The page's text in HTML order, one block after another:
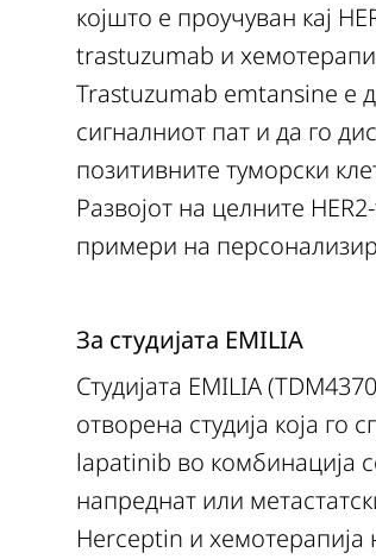
којшто е проучуван кај
trastuzumab и
Trastuzumab emtansine е
сигналниот пат и да го
позитивните туморски
Развојот на целните
примери на
За студијата EMILIA
Студијата EMILIA
отворена студија која
lapatinib во комбинација
напреднат или
Herceptin и хемотерапија